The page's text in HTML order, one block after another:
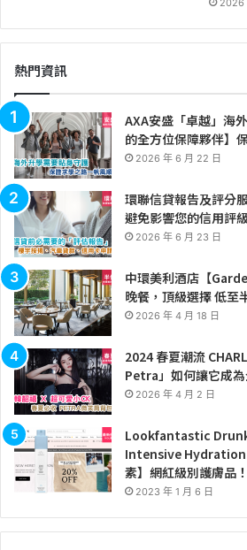
熱門資訊
AXA安盛「卓越」海
的全方位保障夥伴】
2026 年 6 月 22 日
環聯信貸報告及評分
避免影響您的信用評
2026 年 6 月 23 日
中環美利酒店【
晚餐，頂級選擇 低至
2026 年 4 月 18 日
2024 春夏潮流
Petra」如何讓它成
2026 年 4 月 2 日
Lookfantastic
Intensive Hydration
素】網紅級別護膚品！
2023 年 1 月 6 日